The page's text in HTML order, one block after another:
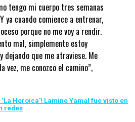
tengo mi cuerpo tres semanas
ya cuando comience a entrenar,
porque no me voy a rendir.
mal, simplemente estoy
dejando que me atraviese. Me
vez, me conozco el camino”,
Heroica’! Lamine Yamal fue visto en
redes